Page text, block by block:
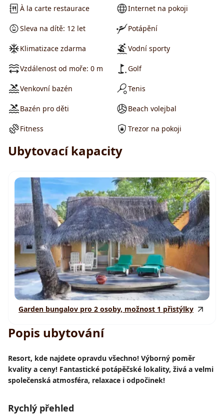
À la carte restaurace
Sleva na dítě: 12 let
Klimatizace zdarma
Vzdálenost od moře: 0 m
Venkovní bazén
Bazén pro děti
Fitness
Internet na pokoji
Potápění
Vodní sporty
Golf
Tenis
Beach volejbal
Trezor na pokoji
Ubytovací kapacity
Garden bungalov pro 2 osoby, možnost 1 přistýlky
Popis ubytování
Resort, kde najdete opravdu všechno! Výborný poměr
kvality a ceny! Fantastické potápěčské lokality, živá a velmi
společenská atmosféra, relaxace i odpočinek!
Rychlý přehled